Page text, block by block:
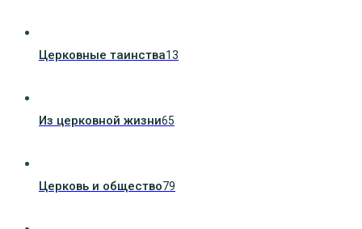
Церковные таинства13
Из церковной жизни65
Церковь и общество79